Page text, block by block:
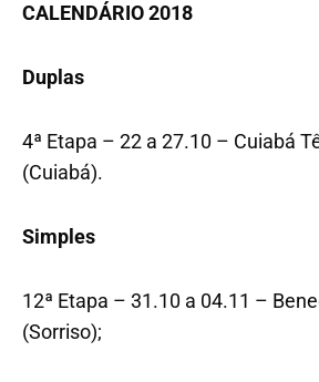
CALENDÁRIO 2018
Duplas
4ª Etapa – 22 a 27.10 – Cuiabá
(Cuiabá).
Simples
12ª Etapa – 31.10 a 04.11 –
(Sorriso);